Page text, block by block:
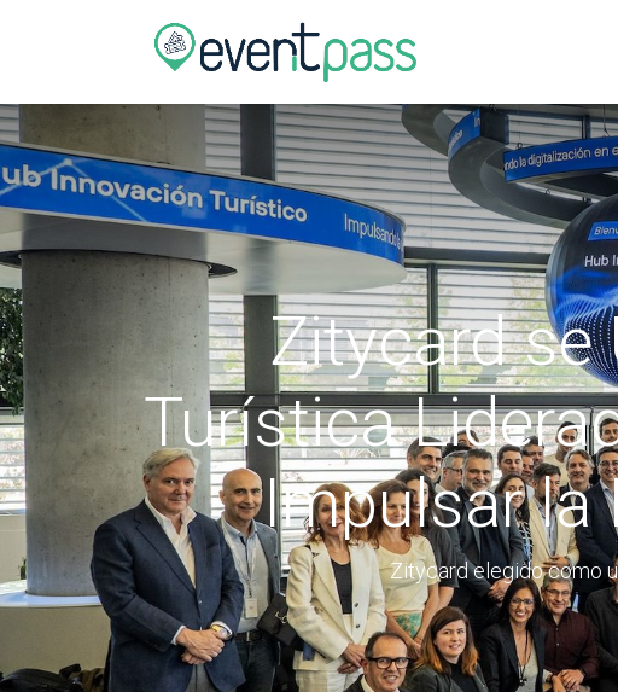
Zitycard se
Turística
Impulsar la
Zitycard elegido como